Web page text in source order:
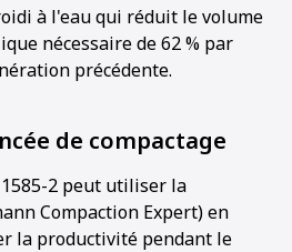
à l'eau qui réduit le volume
nécessaire de 62 % par
précédente.
de compactage
1585-2 peut utiliser la
Compaction Expert) en
la productivité pendant le